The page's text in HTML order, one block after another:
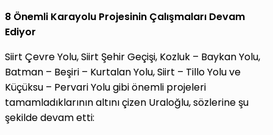
8 Önemli Karayolu Projesinin Çalışmaları Devam
Ediyor
Siirt Çevre Yolu, Siirt Şehir Geçişi, Kozluk – Baykan Yolu,
Batman – Beşiri – Kurtalan Yolu, Siirt – Tillo Yolu ve
Küçüksu – Pervari Yolu gibi önemli projeleri
tamamladıklarının altını çizen Uraloğlu, sözlerine şu
şekilde devam etti: